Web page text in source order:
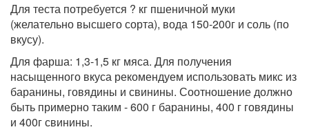
Для теста потребуется ? кг пшеничной муки
(желательно высшего сорта), вода 150-200г и соль (по
вкусу).
Для фарша: 1,3-1,5 кг мяса. Для получения
насыщенного вкуса рекомендуем использовать микс из
баранины, говядины и свинины. Соотношение должно
быть примерно таким - 600 г баранины, 400 г говядины
и 400г свинины.